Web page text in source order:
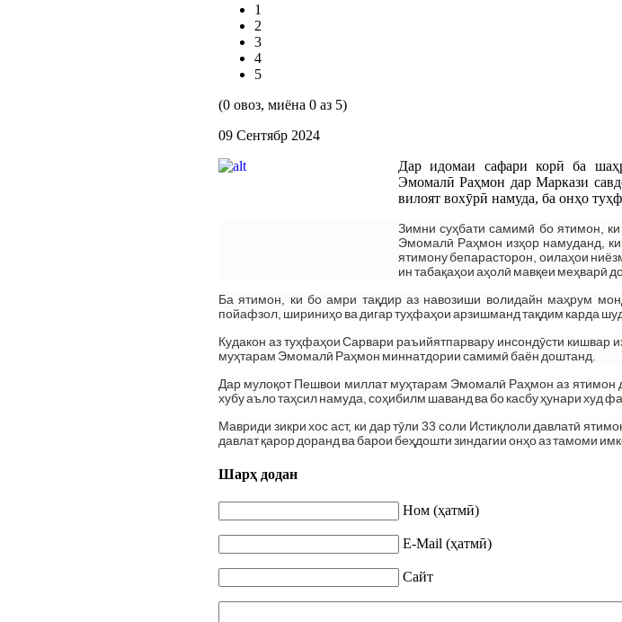
1
2
3
4
5
(0 овоз, миёна 0 аз 5)
09 Сентябр 2024
Дар идомаи сафари корӣ ба
Эмомалӣ Раҳмон дар Маркази
вилоят вохӯрӣ намуда, ба онҳо
Зимни суҳбати самимӣ бо ятимон,
Эмомалӣ Раҳмон изҳор намуданд, ки
ятимону бепарасторон, оилаҳои
ин табақаҳои аҳолӣ мавқеи меҳварӣ
Ба ятимон, ки бо амри тақдир аз навозиши волидайн маҳрум
пойафзол, шириниҳо ва дигар туҳфаҳои арзишманд тақдим карда
Кудакон аз туҳфаҳои Сарвари раъийятпарвару инсондӯсти
муҳтарам Эмомалӣ Раҳмон миннатдории самимӣ баён доштанд.
Дар мулоқот Пешвои миллат муҳтарам Эмомалӣ Раҳмон аз
хубу аъло таҳсил намуда, соҳибилм шаванд ва бо касбу ҳунари худ
Мавриди зикри хос аст, ки дар тӯли 33 соли Истиқлоли давлатӣ
давлат қарор доранд ва барои беҳдошти зиндагии онҳо аз тамоми
Шарҳ додан
Ном (ҳатмӣ)
E-Mail (ҳатмӣ)
Сайт